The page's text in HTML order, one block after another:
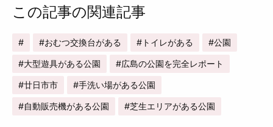
この記事の関連記事
おむつ交換台がある トイレがある 公園
大型遊具がある公園 広島の公園を完全レポート
廿日市市 手洗い場がある公園
自動販売機がある公園 芝生エリアがある公園